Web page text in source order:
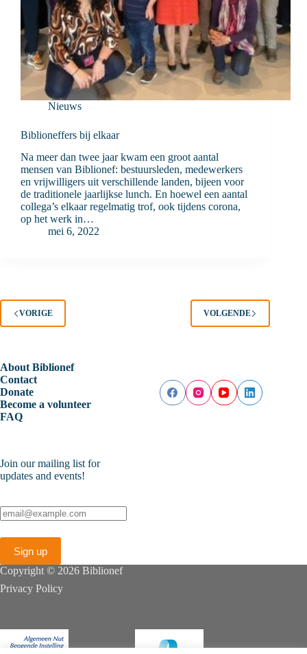
Nieuws
Biblioneffers bij elkaar
Na meer dan twee jaar kwam een groot aantal
mensen van Biblionef: bestuursleden, medewerkers
en vrijwilligers uit verschillende landen, bijeen voor
de traditionele jaarlijkse lunch. En hoewel een aantal
collega’s elkaar regelmatig trof, ook tijdens corona,
op het werk in…
mei 6, 2022
VORIGE VOLGENDE
About Biblionef
Contact
Donate
Become a volunteer
FAQ
Join our mailing list for
updates and events!
Copyright © 2026 Biblionef
Privacy Policy